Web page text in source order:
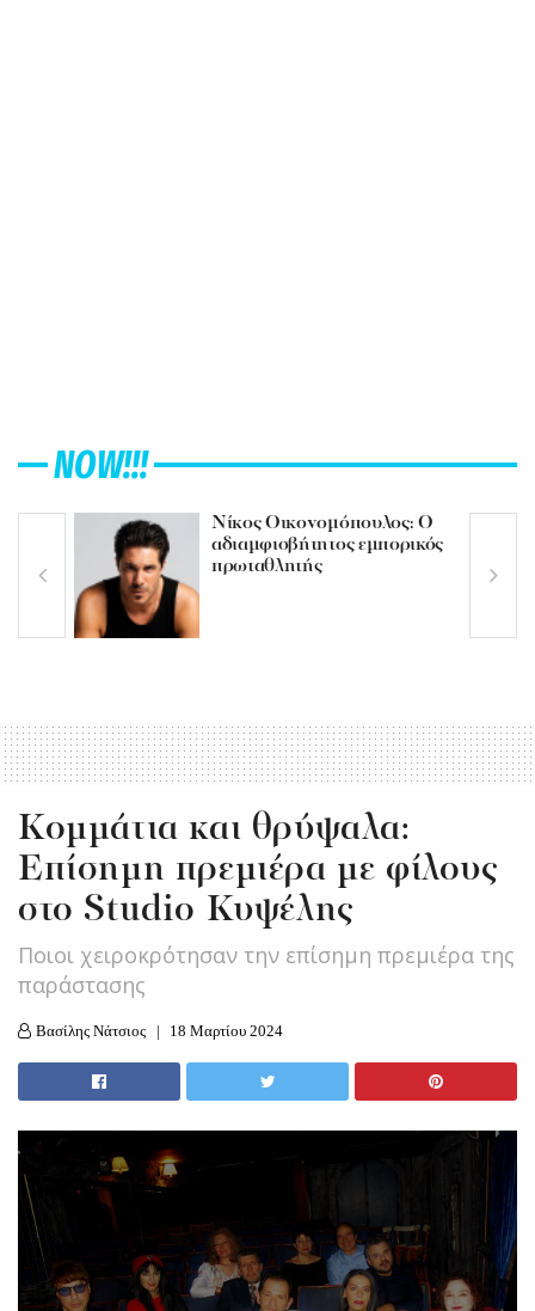
NOW!!!
Νίκος Οικονομόπουλος: Ο
αδιαμφισβήτητος εμπορικός
πρωταθλητής
Κομμάτια και θρύψαλα:
Επίσημη πρεμιέρα με φίλους
στο Studio Κυψέλης
Ποιοι χειροκρότησαν την επίσημη πρεμιέρα της
παράστασης
Βασίλης Νάτσιος 18 Μαρτίου 2024